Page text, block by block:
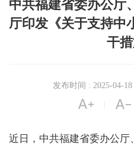
中共福建省委办公厅
厅印发《关于支持中
干措
发布时间 : 2025-04-18
 
近日，中共福建省委办公